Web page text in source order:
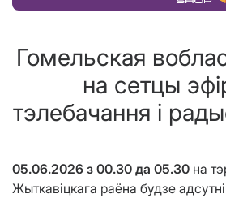
Гомельская
на сетцы
тэлебачання і
05.06.2026 з 00.30 да 05.30 на
Жыткавіцкага раёна будзе